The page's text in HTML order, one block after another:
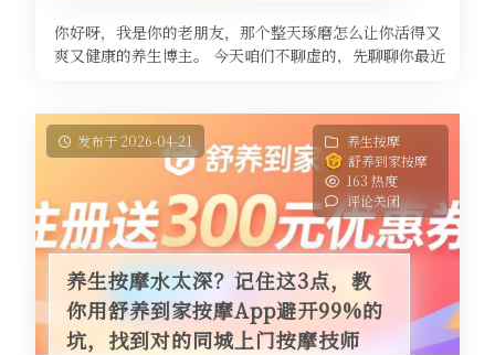
你好呀，我是你的老朋友，那个整天琢磨怎么让你活得又
爽又健康的养生博主。 今天咱们不聊虚的，先聊聊你最近
发布于 2026-04-21
养生按摩
舒养到家按摩
163 热度
评论关闭
养生按摩水太深？记住这3点，教
你用舒养到家按摩App避开99%的
坑，找到对的同城上门按摩技师